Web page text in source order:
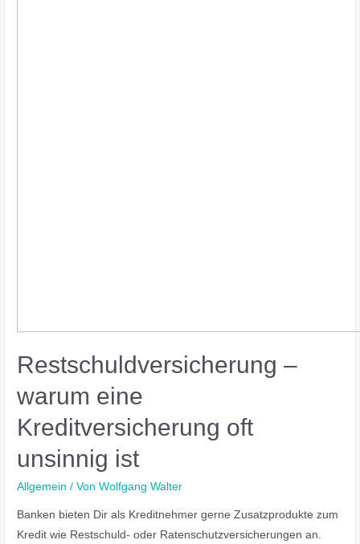
Restschuldversicherung –
warum eine
Kreditversicherung oft
unsinnig ist
Allgemein / VonWolfgang Walter
Banken bieten Dir als Kreditnehmer gerne Zusatzprodukte zum
Kredit wie Restschuld- oder Ratenschutzversicherungen an.